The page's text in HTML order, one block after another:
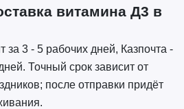
витамина Д3 в
3 - 5 рабочих дней, Казпочта -
Точный срок зависит от
после отправки придёт